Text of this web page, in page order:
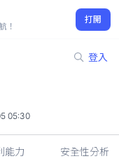
！
打開
登入
05:30
能力 安全性分析